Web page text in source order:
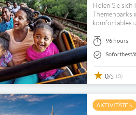
Holen Sie
Themenparks
komfortables
96 hours
0/5 (0)
AKTIVITÄTEN